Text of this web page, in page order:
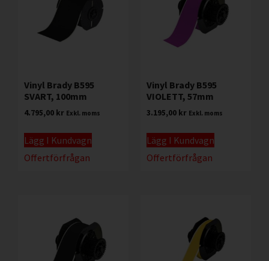
Vinyl Brady B595
SVART, 100mm
4.795,00 kr Exkl. moms
Lägg I Kundvagn
Offertförfrågan
Vinyl Brady B595
VIOLETT, 57mm
3.195,00 kr Exkl. moms
Lägg I Kundvagn
Offertförfrågan